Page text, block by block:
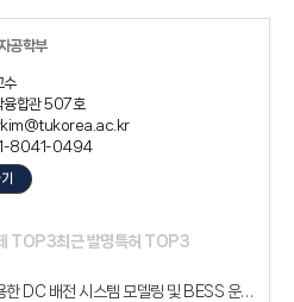
공학부
수
융합관 507호
8041-0494
TOP3최근 발명특허 TOP3
배전 시스템 모델링 및 BESS 운전 전략 연구